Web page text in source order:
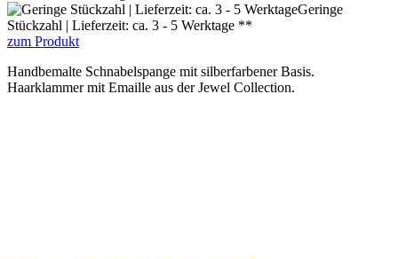
Geringe
Stückzahl | Lieferzeit: ca. 3 - 5 Werktage **
zum Produkt
Handbemalte Schnabelspange mit silberfarbener Basis.
Haarklammer mit Emaille aus der Jewel Collection.